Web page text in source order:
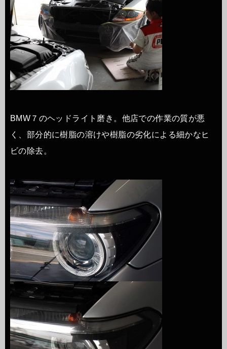
BMW７のヘッドライト磨き。他店での作業の質が悪
く、部分的に樹脂の溶けや樹脂の劣化による細かなヒ
ビの除去。